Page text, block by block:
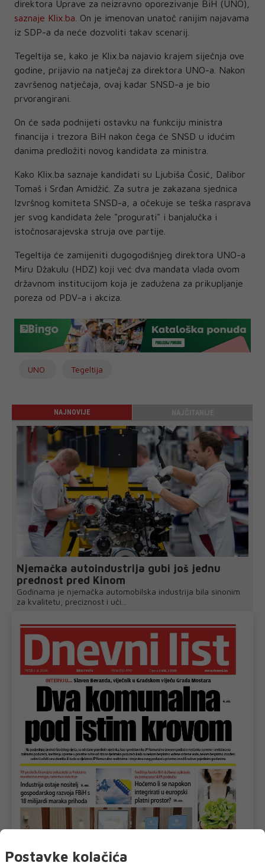
direktora Uprave za neizravno oporezivanje BiH (UNO),
saznaje Klix.ba. On je imenovan unatoč ranijim najavama
iz SDP-a da neće dozvoliti takav scenarij.
Tegeltija se, kako je Klix.ba najavio krajem siječnja ove
godine, prijavio na natječaj za direktora UNO-a. Nakon
završenog natječaja, ovaj kadar SNSD-a je bio
prvorangirani.
On će sada podnijeti ostavku na funkciju ministra
financija i trezora BiH nakon čega će SNSD u idućim
danima predložiti novog kandidata za ministra.
Kako Klix.ba saznaje kandidati su Ljubiša Ćosić, Dalibor
Tomaš i Srđan Amidžić. Za sutra je zakazana sjednica
Izvršnog komiteta SNSD-a, a očekuje se teška rasprava
jer svog kandidata žele "progurati" i banjalučka i
istočnosarajevska struja ove partije.
Tegeltija će zamijeniti dugogodišnjeg direktora UNO-a
Miru Džakulu (HDZ) koji već dva mandata vlada ovom
državnom institucijom koja je zadužena za prikupljanje
poreza od PDV-a i akciza.
UNO Tegeltija
NAJNOVIJE
Njemačka autoindustrija gubi još jednu
prednost pred Kinom
Godinama je njemačka automobilska industrija bila sinonim
za kvalitetu, preciznost i uči...
Postavke kolačića